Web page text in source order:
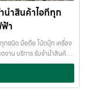
14 / 14 Pro Xiaomi 13
า iPhone แต่ยังสามารถ
าะกับคนต้องการเงินด่วน
เป็นมือถือที่มีดีไซน์สวย
ดี: OPPO Find X7 / X6
บฝากมือถือ OPPO โดยเฉ
และ Google Pixel มือถือ
ำนำได้ รุ่นที่น่าสนใจ: Vivo
นำสินค้าไอทีทุก
า
กชนิด มือถือ โน้ตบุ๊ก เครื่อง
งาน บริการ รับจำนำสินค้า
จ้งวัฒนะ สีลม รัชดา บางแค
ภัย ให้ราคาสูง รับจำนำเท
อถือ โน้ตบุ๊ก เครื่องใช้ไฟฟ้า